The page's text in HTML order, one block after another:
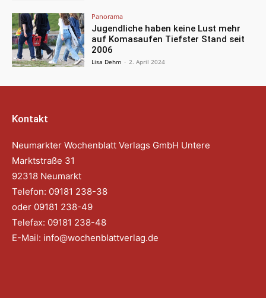
Panorama
Jugendliche haben keine Lust mehr
auf Komasaufen Tiefster Stand seit
2006
Lisa Dehm - 2. April 2024
Kontakt
Neumarkter Wochenblatt Verlags GmbH Untere
Marktstraße 31
92318 Neumarkt
Telefon: 09181 238-38
oder 09181 238-49
Telefax: 09181 238-48
E-Mail: info@wochenblattverlag.de